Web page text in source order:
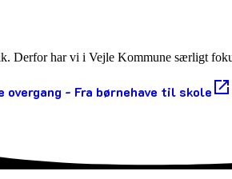
Derfor har vi i Vejle Kommune særligt
overgang - Fra børnehave til skole